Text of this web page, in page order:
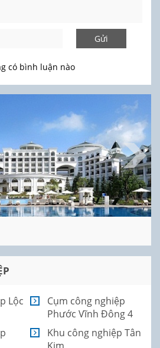
Gửi
có bình luận nào
Lộc
Cụm công nghiệp
Phước Vĩnh Đông 4
Khu công nghiệp Tân